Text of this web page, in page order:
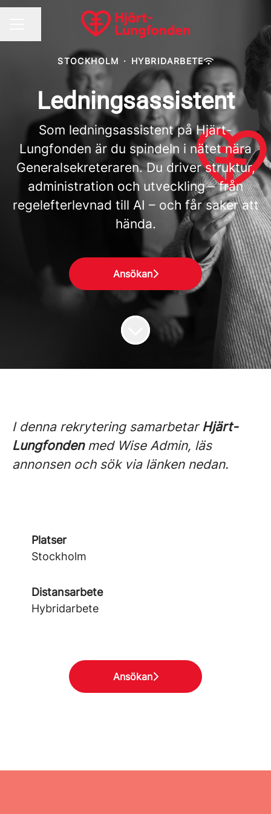
STOCKHOLM · HYBRIDARBETE
Ledningsassistent
Som ledningsassistent på Hjärt-
Lungfonden är du spindeln i nätet nära
Generalsekreteraren. Du driver struktur,
administration och utveckling – från
regelefterlevnad till AI – och får saker att
hända.
Ansökan
I denna rekrytering samarbetar Hjärt-
Lungfonden med Wise Admin, läs
annonsen och sök via länken nedan.
Platser
Stockholm
Distansarbete
Hybridarbete
Ansökan